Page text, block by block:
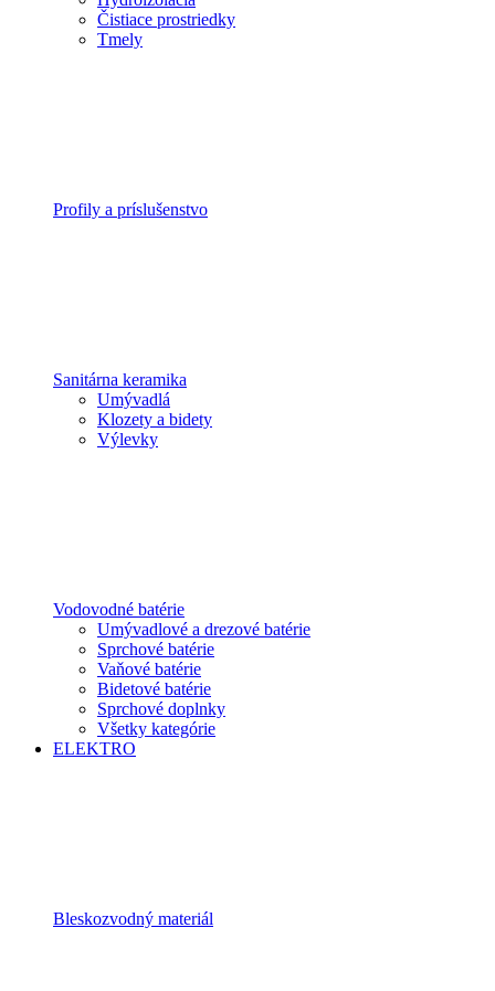
Čistiace prostriedky
Tmely
Profily a príslušenstvo
Sanitárna keramika
Umývadlá
Klozety a bidety
Výlevky
Vodovodné batérie
Umývadlové a drezové batérie
Sprchové batérie
Vaňové batérie
Bidetové batérie
Sprchové doplnky
Všetky kategórie
ELEKTRO
Bleskozvodný materiál